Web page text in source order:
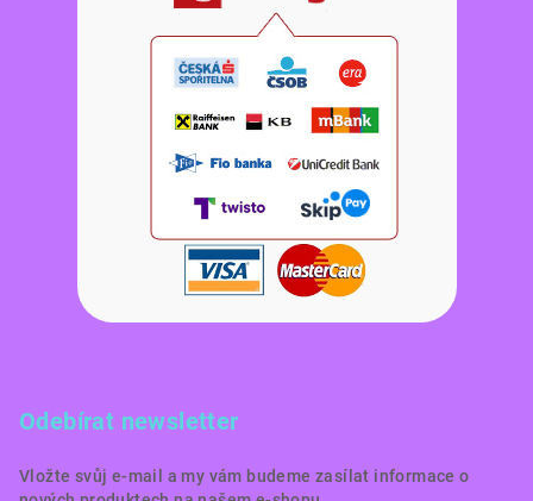
Odebírat newsletter
Vložte svůj e-mail a my vám budeme zasílat informace o